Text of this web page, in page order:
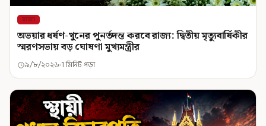
রাজ্য
অভয়ার ধর্ষণ-খুনের পুনর্তদন্ত করবে রাজ্য: দ্বিতীয় মৃত্যুবার্ষিকীর
স্মরণসভায় বড় ঘোষণা মুখ্যমন্ত্রীর
৯/৮/২০২৬ 1 মিনিট পড়া